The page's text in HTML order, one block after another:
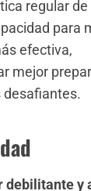
regular
para
efectiva,
mejor
debilitante y